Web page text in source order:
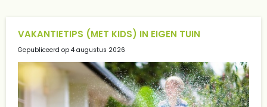
VAKANTIETIPS (MET KIDS) IN EIGEN TUIN
Gepubliceerd op 4 augustus 2026